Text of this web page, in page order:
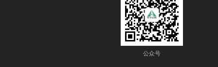
公众号